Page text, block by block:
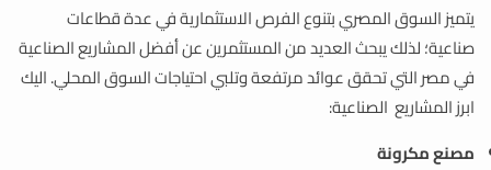
يتميز السوق المصري بتنوع الفرص الاستثمارية في عدة قطاعات
صناعية؛ لذلك يبحث العديد من المستثمرين عن أفضل المشاريع الصناعية
في مصر التي تحقق عوائد مرتفعة وتلبي احتياجات السوق المحلي. اليك
ابرز المشاريع الصناعية:
مصنع مكرونة